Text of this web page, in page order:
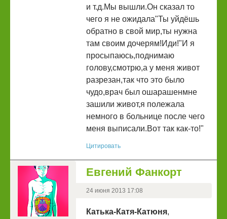
и т.д.Мы вышли.Он сказал то
чего я не ожидала"Ты уйдёшь
обратно в свой мир,ты нужна
там своим дочерям!Иди!"И я
просыпаюсь,поднимаю
голову,смотрю,а у меня живот
разрезан,так что это было
чудо,врач был ошарашенмне
зашили живот,я полежала
немного в больнице после чего
меня выписали.Вот так как-то!"
Цитировать
Евгений Фанкорт
24 июня 2013 17:08
Катька-Катя-Катюня,